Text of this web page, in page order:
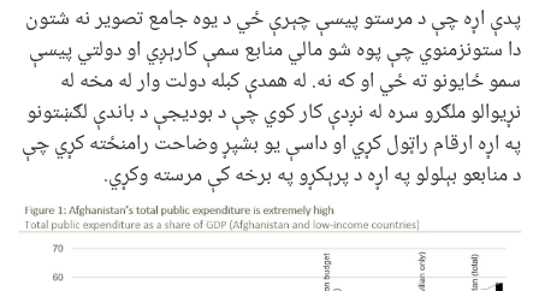
پدې اړه چې د مرستو پيسې چېرې ځي د يوه جامع تصوير نه شتون
دا ستونزمنوي چې پوه شو مالي منابع سمې کارېږي او دولتي پيسې
سمو ځايونو ته ځي او که نه. له همدې کبله دولت وار له مخه له
نړيوالو ملګرو سره له نږدې کار کوي چې د بوديجې د باندې لګښتونو
په اړه ارقام راټول کړي او داسې يو بشپړ وضاحت رامنځته کړي چې
د منابعو بېلولو په اړه د پرېکړو په برخه کې مرسته وکړي.